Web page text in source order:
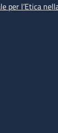
per l’Etica